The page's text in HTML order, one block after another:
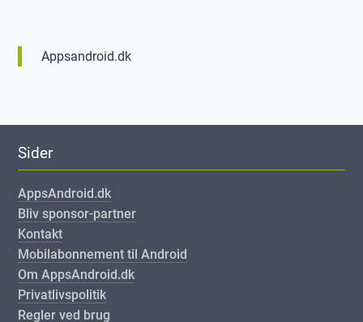
Appsandroid.dk
Sider
AppsAndroid.dk
Bliv sponsor-partner
Kontakt
Mobilabonnement til Android
Om AppsAndroid.dk
Privatlivspolitik
Regler ved brug